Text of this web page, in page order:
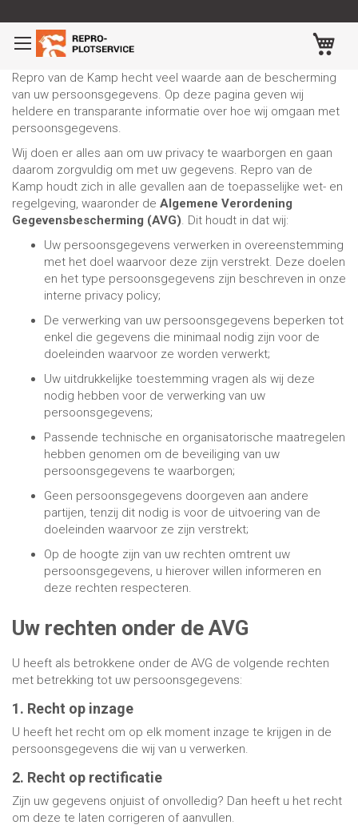
de
inhoud
Repro van de Kamp hecht veel waarde aan de bescherming
van uw persoonsgegevens. Op deze pagina geven wij
heldere en transparante informatie over hoe wij omgaan met
persoonsgegevens.
Wij doen er alles aan om uw privacy te waarborgen en gaan
daarom zorgvuldig om met uw gegevens. Repro van de
Kamp houdt zich in alle gevallen aan de toepasselijke wet- en
regelgeving, waaronder de Algemene Verordening
Gegevensbescherming (AVG). Dit houdt in dat wij:
Uw persoonsgegevens verwerken in overeenstemming
met het doel waarvoor deze zijn verstrekt. Deze doelen
en het type persoonsgegevens zijn beschreven in onze
interne privacy policy;
De verwerking van uw persoonsgegevens beperken tot
enkel die gegevens die minimaal nodig zijn voor de
doeleinden waarvoor ze worden verwerkt;
Uw uitdrukkelijke toestemming vragen als wij deze
nodig hebben voor de verwerking van uw
persoonsgegevens;
Passende technische en organisatorische maatregelen
hebben genomen om de beveiliging van uw
persoonsgegevens te waarborgen;
Geen persoonsgegevens doorgeven aan andere
partijen, tenzij dit nodig is voor de uitvoering van de
doeleinden waarvoor ze zijn verstrekt;
Op de hoogte zijn van uw rechten omtrent uw
persoonsgegevens, u hierover willen informeren en
deze rechten respecteren.
Uw rechten onder de AVG
U heeft als betrokkene onder de AVG de volgende rechten
met betrekking tot uw persoonsgegevens:
1. Recht op inzage
U heeft het recht om op elk moment inzage te krijgen in de
persoonsgegevens die wij van u verwerken.
2. Recht op rectificatie
Zijn uw gegevens onjuist of onvolledig? Dan heeft u het recht
om deze te laten corrigeren of aanvullen.